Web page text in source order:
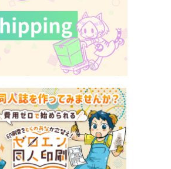
が、昔男子と思って一緒に遊
んだ幼馴染だった件 3
KADOKAWA
（税込）
作品詳細